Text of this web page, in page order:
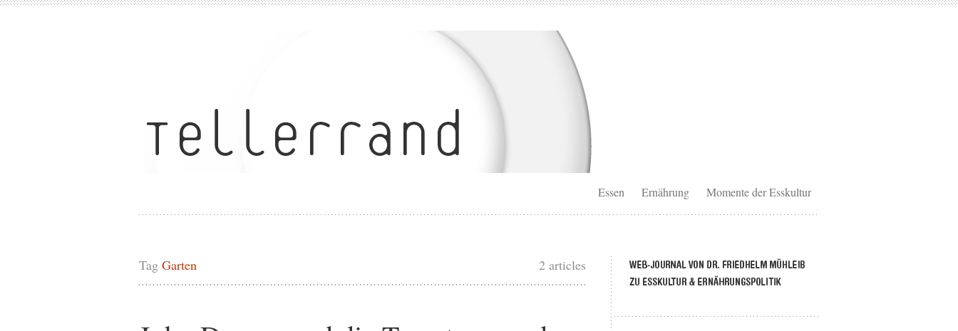
Essen Ernährung Momente der Esskultur
2 articles
Tag Garten